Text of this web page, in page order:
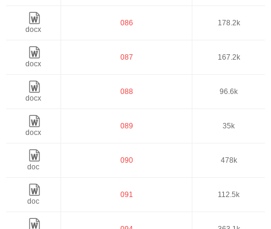
docx
086 178.2k
docx
087 167.2k
docx
088 96.6k
docx
089 35k
doc
090 478k
doc
091 112.5k